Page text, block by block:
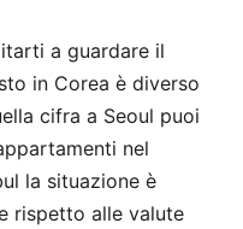
a guardare il
in Corea è diverso
cifra a Seoul puoi
nel
la situazione è
rispetto alle valute